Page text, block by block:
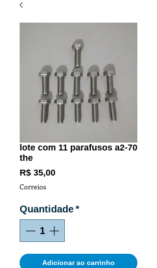
lote com 11 parafusos a2-70
the
R$ 35,00Preço
Correios
Quantidade*
Adicionar ao carrinho